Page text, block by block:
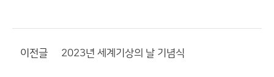
이전글 2023년 세계기상의 날 기념식